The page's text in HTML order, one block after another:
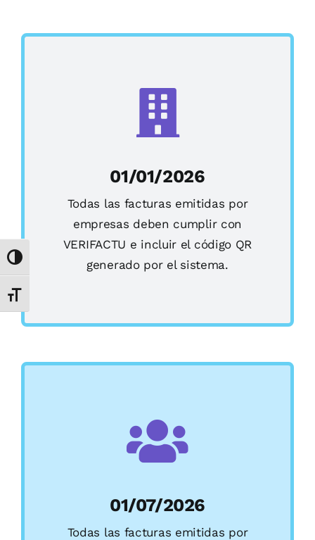
Alternar alto contraste
Alternar tamaño de letra
01/01/2026
Todas las facturas emitidas por
empresas deben cumplir con
VERIFACTU e incluir el código QR
generado por el sistema.
01/07/2026
Todas las facturas emitidas por